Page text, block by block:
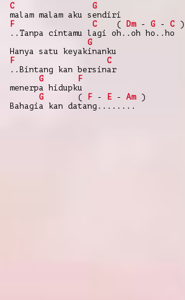
C
G
malam malam aku sendiri
F
C ( Dm- G - C )
..Tanpa cintamu lagi oh..oh ho..ho
G
Hanya satu keyakinanku
F
C
..Bintang kan bersinar
G
F
menerpa hidupku
G ( F - E - Am)
Bahagia kan datang........